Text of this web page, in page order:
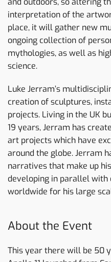
interpretation of the
place, it will gather new
ongoing collection of
mythologies, as well as
science.
Luke Jerram’s
creation of sculptures,
projects. Living in the UK
19 years, Jerram has
art projects which have
around the globe. Jerram
narratives that make up
developing in parallel with
worldwide for his large
About the Event
This year there will be 50